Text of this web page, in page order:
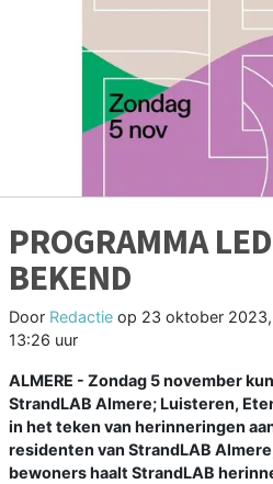
PROGRAMMA
BEKEND
Door Redactie op 23 oktober 2023,
13:26 uur
ALMERE - Zondag 5 november
StrandLAB Almere; Luisteren,
in het teken van herinneringen
residenten van StrandLAB
bewoners haalt StrandLAB